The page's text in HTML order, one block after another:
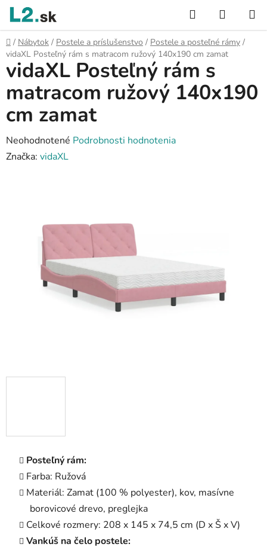
Prejsť
obsah
Hľadať
KOŠÍK
Domov
/ Nábytok / Postele a príslušenstvo / Postele a posteľné rámy /
vidaXL Posteľný rám s matracom ružový 140x190 cm zamat
Posteľný rám:
Farba: Ružová
Materiál: Zamat (100 % polyester), kov, masívne
borovicové drevo, preglejka
Celkové rozmery: 208 x 145 x 74,5 cm (D x Š x V)
Vankúš na čelo postele:
vidaXL Posteľný rám s
matracom ružový 140x190
cm zamat
Priemerné
hodnotenie
hviezdičiek.
Neohodnotené Podrobnosti hodnotenia
Značka: vidaXL